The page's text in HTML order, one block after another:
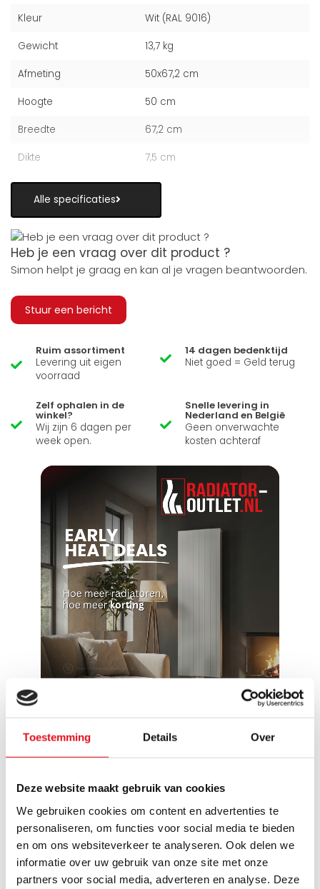
Toestemming Details Over
Deze website maakt gebruik van cookies
We gebruiken cookies om content en advertenties te
personaliseren, om functies voor social media te bieden
en om ons websiteverkeer te analyseren. Ook delen we
informatie over uw gebruik van onze site met onze
partners voor social media, adverteren en analyse. Deze
Kleur Wit (RAL 9016)
Gewicht 13,7 kg
Afmeting 50x67,2 cm
Hoogte 50 cm
Breedte 67,2 cm
Dikte 7,5 cm
Alle specificaties
Heb je een vraag over dit product ?
Simon helpt je graag en kan al je vragen beantwoorden.
Stuur een bericht
Ruim assortiment
Levering uit eigen
voorraad
14 dagen bedenktijd
Niet goed = Geld terug
Zelf ophalen in de
winkel?
Wij zijn 6 dagen per
week open.
Snelle levering in
Nederland en België
Geen onverwachte
kosten achteraf
Reviews
91 beoordelingen
Schrijf een review
Julien Geplaatst op 24 September 2025 at 17:33